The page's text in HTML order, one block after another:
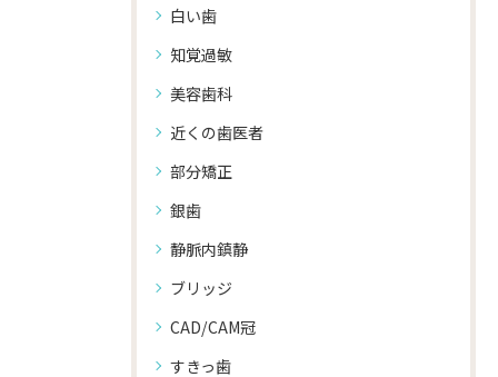
白い歯
知覚過敏
美容歯科
近くの歯医者
部分矯正
銀歯
静脈内鎮静
ブリッジ
CAD/CAM冠
すきっ歯